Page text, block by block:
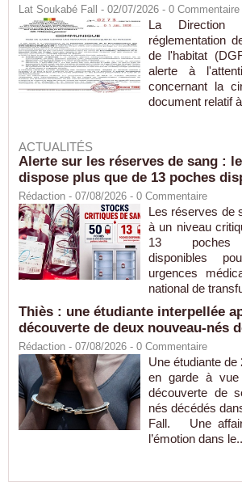
Lat Soukabé Fall - 02/07/2026 - 0 Commentaire
La Direction
réglementation
de l'habitat
alerte à
concernant la
document relatif
ACTUALITÉS
Alerte sur les réserves de sang :
dispose plus que de 13 poches
Rédaction - 07/08/2026 - 0 Commentaire
Les réserves de
à un niveau
13 poches
disponibles
urgences
national de
Thiès : une étudiante interpellée
découverte de deux nouveau-nés
Rédaction - 07/08/2026 - 0 Commentaire
Une étudiante
en garde à
découverte de
nés décédés
Fall. Une
l’émotion dans